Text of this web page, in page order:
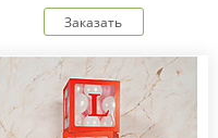
Заказать